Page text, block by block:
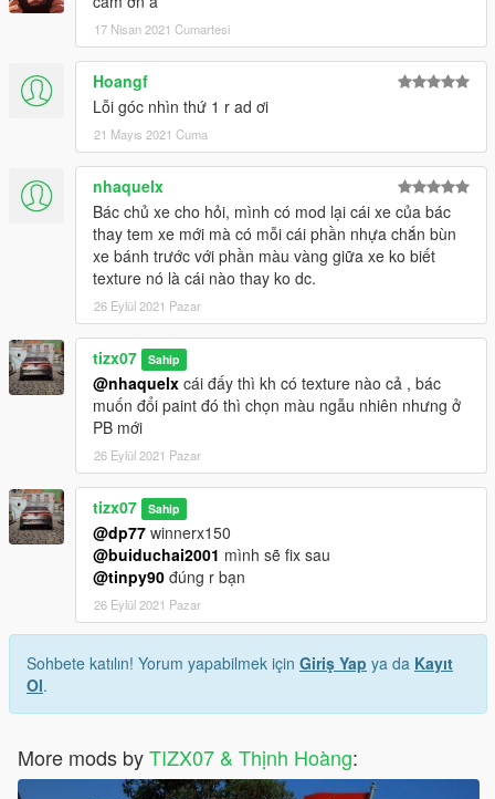
17 Nisan 2021 Cumartesi
Hoangf
Lỗi góc nhìn thứ 1 r ad ơi
21 Mayıs 2021 Cuma
nhaquelx
Bác chủ xe cho hỏi, mình có mod lại cái xe của bác
thay tem xe mới mà có mỗi cái phần nhựa chắn bùn
xe bánh trước với phần màu vàng giữa xe ko biết
texture nó là cái nào thay ko dc.
26 Eylül 2021 Pazar
tizx07 Sahip
@nhaquelx cái đấy thì kh có texture nào cả , bác
muốn đổi paint đó thì chọn màu ngẫu nhiên nhưng ở
PB mới
26 Eylül 2021 Pazar
tizx07 Sahip
@dp77 winnerx150
@buiduchai2001 mình sẽ fix sau
@tinpy90 đúng r bạn
26 Eylül 2021 Pazar
Sohbete katılın! Yorum yapabilmek için Giriş Yap ya da Kayıt
Ol.
More mods byTIZX07 & Thịnh Hoàng: